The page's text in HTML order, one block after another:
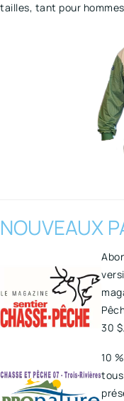
tailles, tant pour
NOUVEAUX
30 $.
10